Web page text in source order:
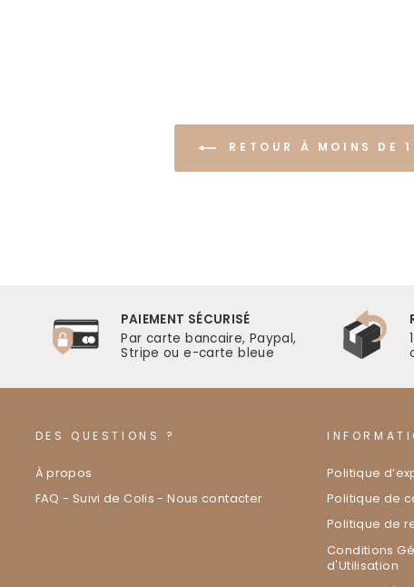
RETOUR À MOINS DE
PAIEMENT SÉCURISÉ
Par carte bancaire, Paypal,
Stripe ou e-carte bleue
DES QUESTIONS ?
À propos
FAQ - Suivi de Colis - Nous contacter
Politique
Politique de
Politique de
Conditions
d'Utilisation